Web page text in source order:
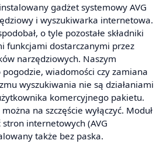
gadżet systemowy AVG
i wyszukiwarka internetowa.
o tyle pozostałe składniki
funkcjami dostarczanymi przez
narzędziowych. Naszym
wiadomości czy zamiana
wyszukiwania nie są działaniami
komercyjnego pakietu.
na szczęście wyłączyć. Moduł
internetowych (AVG
także bez paska.